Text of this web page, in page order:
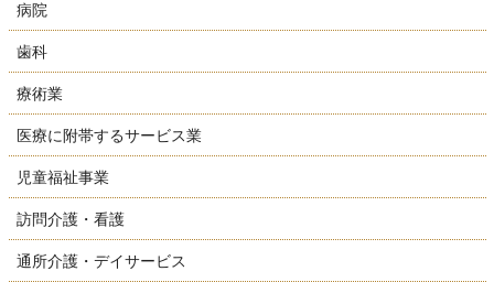
病院
歯科
療術業
医療に附帯するサービス業
児童福祉事業
訪問介護・看護
通所介護・デイサービス